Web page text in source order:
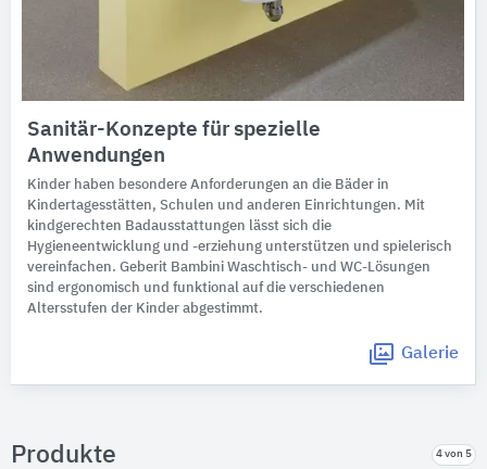
Sanitär-Konzepte für spezielle
Anwendungen
Kinder haben besondere Anforderungen an die Bäder in
Kindertagesstätten, Schulen und anderen Einrichtungen. Mit
kindgerechten Badausstattungen lässt sich die
Hygieneentwicklung und -erziehung unterstützen und spielerisch
vereinfachen. Geberit Bambini Waschtisch- und WC-Lösungen
sind ergonomisch und funktional auf die verschiedenen
Altersstufen der Kinder abgestimmt.
Galerie
Produkte 4 von 5